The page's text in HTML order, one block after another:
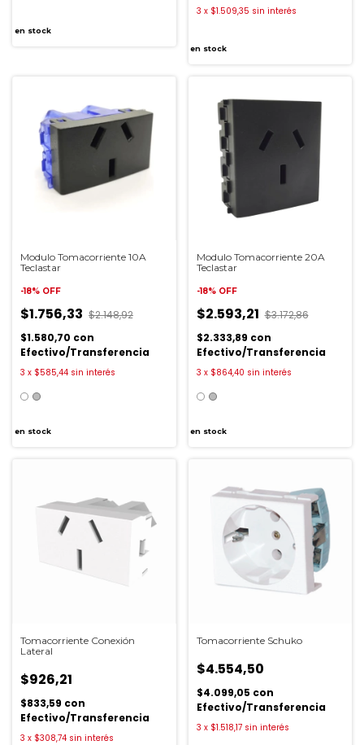
en stock
3 x $1.509,35 sin interés
en stock
Modulo Tomacorriente 10A
Teclastar
-18% OFF
$1.756,33 $2.148,92
$1.580,70 con
Efectivo/Transferencia
3 x $585,44 sin interés
en stock
Modulo Tomacorriente 20A
Teclastar
-18% OFF
$2.593,21 $3.172,86
$2.333,89 con
Efectivo/Transferencia
3 x $864,40 sin interés
en stock
Tomacorriente Conexión
Lateral
$926,21
$833,59 con
Efectivo/Transferencia
3 x $308,74 sin interés
Tomacorriente Schuko
$4.554,50
$4.099,05 con
Efectivo/Transferencia
3 x $1.518,17 sin interés